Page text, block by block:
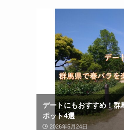
デートにもおすすめ！群
ポット4選
2026年5月24日